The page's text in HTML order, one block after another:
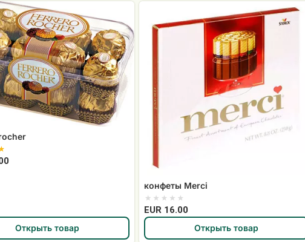
Открыть товар
конфеты
конфеты Merci
EUR 16.00
Открыть товар